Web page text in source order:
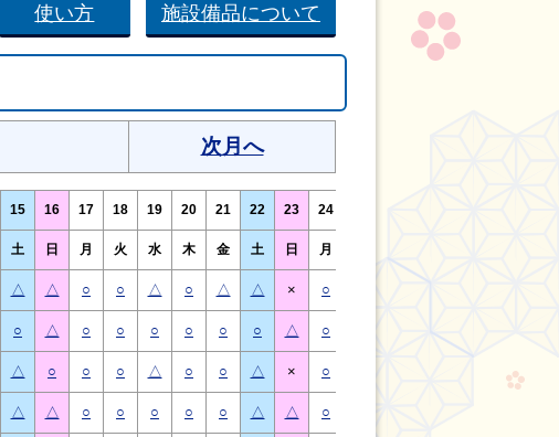
使い方 施設備品について
次月へ
15 16 17 18 19 20 21 22 23 24
土 日 月 火 水 木 金 土 日 月
△ △ ○ ○ △ ○ △ △ × ○
○ △ ○ ○ ○ ○ ○ ○ △ ○ ○
△ ○ ○ ○ △ ○ ○ △ × ○
△ △ ○ ○ ○ ○ ○ △ △ ○